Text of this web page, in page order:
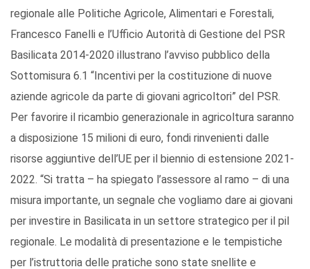
regionale alle Politiche Agricole, Alimentari e Forestali,
Francesco Fanelli e l’Ufficio Autorità di Gestione del PSR
Basilicata 2014-2020 illustrano l’avviso pubblico della
Sottomisura 6.1 “Incentivi per la costituzione di nuove
aziende agricole da parte di giovani agricoltori” del PSR.
Per favorire il ricambio generazionale in agricoltura saranno
a disposizione 15 milioni di euro, fondi rinvenienti dalle
risorse aggiuntive dell’UE per il biennio di estensione 2021-
2022. “Si tratta – ha spiegato l’assessore al ramo – di una
misura importante, un segnale che vogliamo dare ai giovani
per investire in Basilicata in un settore strategico per il pil
regionale. Le modalità di presentazione e le tempistiche
per l’istruttoria delle pratiche sono state snellite e